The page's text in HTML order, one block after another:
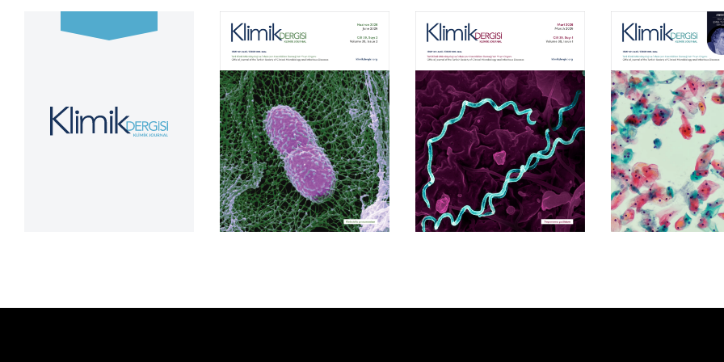
Cilt 39, Sayı 2 Cilt 39, Sayı 1 Cilt 38,